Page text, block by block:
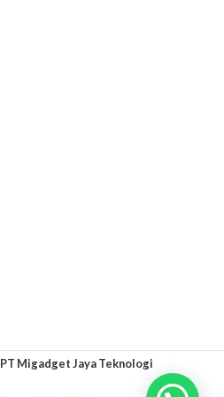
PT Migadget Jaya Teknologi